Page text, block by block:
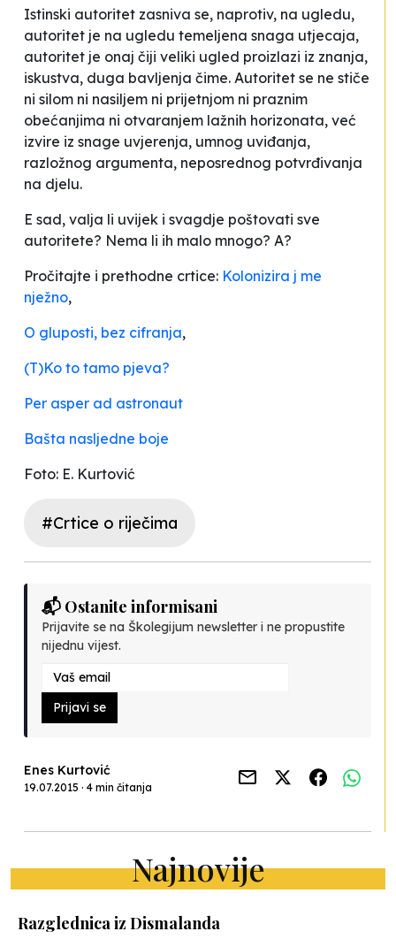
Istinski autoritet zasniva se, naprotiv, na ugledu,
autoritet je na ugledu temeljena snaga utjecaja,
autoritet je onaj čiji veliki ugled proizlazi iz znanja,
iskustva, duga bavljenja čime. Autoritet se ne stiče
ni silom ni nasiljem ni prijetnjom ni praznim
obećanjima ni otvaranjem lažnih horizonata, već
izvire iz snage uvjerenja, umnog uviđanja,
razložnog argumenta, neposrednog potvrđivanja
na djelu.
E sad, valja li uvijek i svagdje poštovati sve
autoritete? Nema li ih malo mnogo? A?
Pročitajte i prethodne crtice: Kolonizira j me
nježno,
O gluposti, bez cifranja,
(T)Ko to tamo pjeva?
Per asper ad astronaut
Bašta nasljedne boje
Foto: E. Kurtović
#Crtice o riječima
📬 Ostanite informisani
Prijavite se na Školegijum newsletter i ne propustite
nijednu vijest.
Prijavi se
Enes Kurtović
19.07.2015 · 4 min čitanja
Najnovije
Razglednica iz Dismalanda